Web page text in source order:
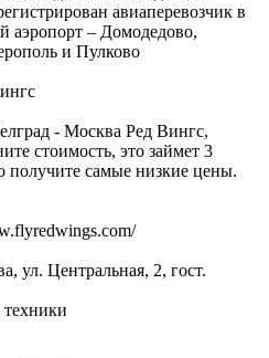
авиаперевозчик в
аэропорт – Домодедово,
и Пулково
- Москва Ред Вингс,
стоимость, это займет 3
самые низкие цены.
ул. Центральная, 2, гост.